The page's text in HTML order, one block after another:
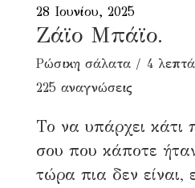
28 Ιουνίου, 2025
Ζάϊο Μπάϊο.
Ρώσικη σάλατα
4
225 αναγνώσεις
Το να υπάρχει
σου που κάποτε
τώρα πια δεν είναι,